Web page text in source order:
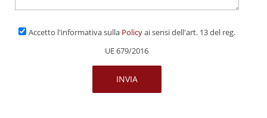
Accetto l'informativa sulla Policyai sensi dell'art. 13 del reg.
UE 679/2016